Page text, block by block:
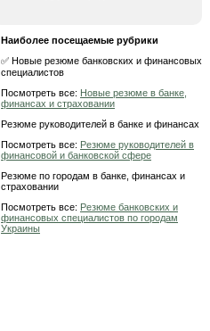
Наиболее посещаемые рубрики
✅ Новые резюме банковских и финансовых
специалистов
Посмотреть все: Новые резюме в банке,
финансах и страховании
Резюме руководителей в банке и финансах
Посмотреть все: Резюме руководителей в
финансовой и банковской сфере
Резюме по городам в банке, финансах и
страховании
Посмотреть все: Резюме банковских и
финансовых специалистов по городам
Украины